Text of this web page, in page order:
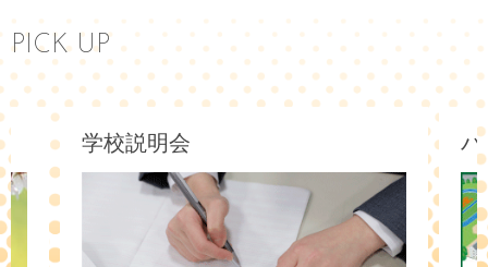
PICK UP
学校説明会 バ